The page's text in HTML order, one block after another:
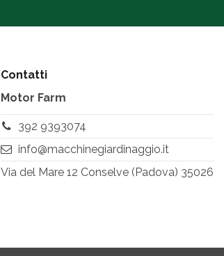
Contatti
Motor Farm
392 9393074
info@macchinegiardinaggio.it
Via del Mare 12 Conselve (Padova) 35026